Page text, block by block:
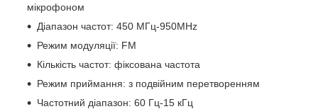
мікрофоном
Діапазон частот: 450 МГц-950MHz
Режим модуляції: FM
Кількість частот: фіксована частота
Режим приймання: з подвійним перетворенням
Частотний діапазон: 60 Гц-15 кГц